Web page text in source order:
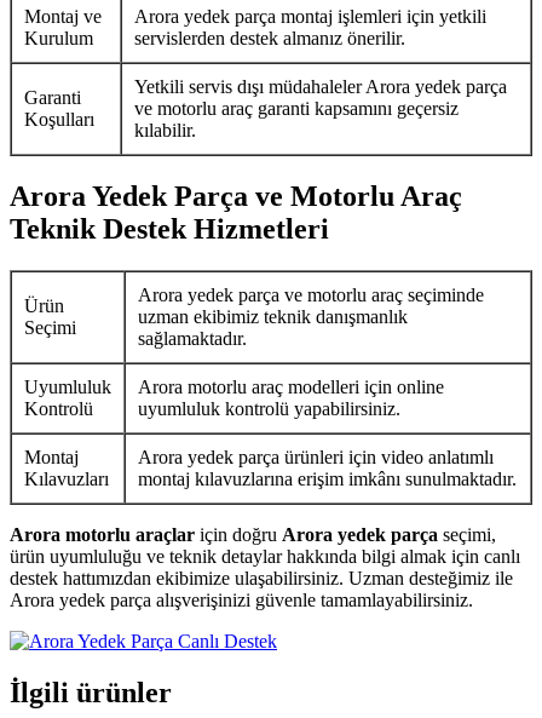
Montaj ve
Kurulum
Arora yedek parça montaj işlemleri için yetkili
servislerden destek almanız önerilir.
Garanti
Koşulları
Yetkili servis dışı müdahaleler Arora yedek parça
ve motorlu araç garanti kapsamını geçersiz
kılabilir.
Arora Yedek Parça ve Motorlu Araç
Teknik Destek Hizmetleri
Ürün
Seçimi
Arora yedek parça ve motorlu araç seçiminde
uzman ekibimiz teknik danışmanlık
sağlamaktadır.
Uyumluluk
Kontrolü
Arora motorlu araç modelleri için online
uyumluluk kontrolü yapabilirsiniz.
Montaj
Kılavuzları
Arora yedek parça ürünleri için video anlatımlı
montaj kılavuzlarına erişim imkânı sunulmaktadır.
Arora motorlu araçlar için doğru Arora yedek parça seçimi,
ürün uyumluluğu ve teknik detaylar hakkında bilgi almak için canlı
destek hattımızdan ekibimize ulaşabilirsiniz. Uzman desteğimiz ile
Arora yedek parça alışverişinizi güvenle tamamlayabilirsiniz.
İlgili ürünler